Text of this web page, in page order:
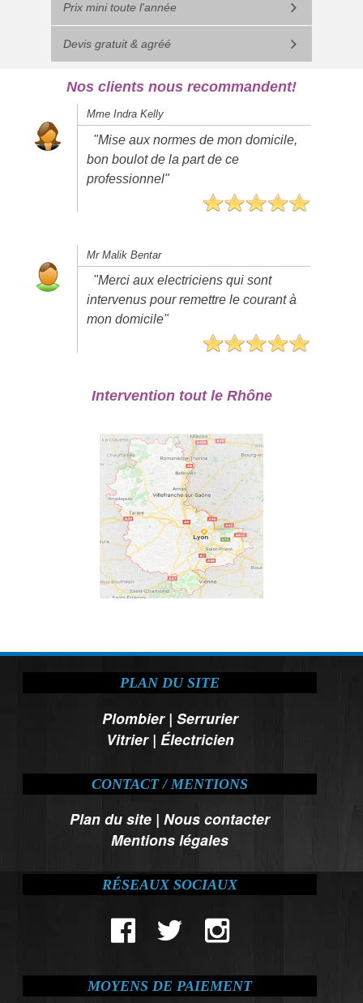
Prix mini toute l'année
Devis gratuit & agréé
Nos clients nous recommandent!
Mme Indra Kelly
"Mise aux normes de mon domicile,
bon boulot de la part de ce
professionnel"
Mr Malik Bentar
"Merci aux electriciens qui sont
intervenus pour remettre le courant à
mon domicile"
Intervention tout le Rhône
PLAN DU SITE
Plombier| Serrurier
Vitrier| Électricien
CONTACT / MENTIONS
Plan du site |Nous contacter
Mentions légales
RÉSEAUX SOCIAUX
MOYENS DE PAIEMENT